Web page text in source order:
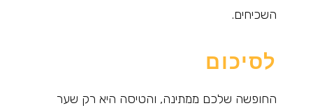
השכיחים.
לסיכום
החופשה שלכם ממתינה, והטיסה היא רק שער